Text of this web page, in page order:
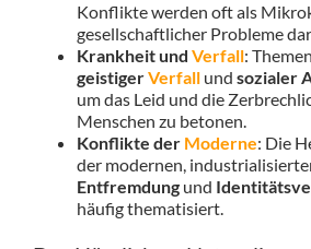
Konflikte werden oft als
gesellschaftlicher Probleme
Krankheit und Verfall:
geistigerVerfallund sozialer
um das Leid und die
Menschen zu betonen.
Konflikte der Moderne: Die
der modernen,
Entfremdungund
häufig thematisiert.